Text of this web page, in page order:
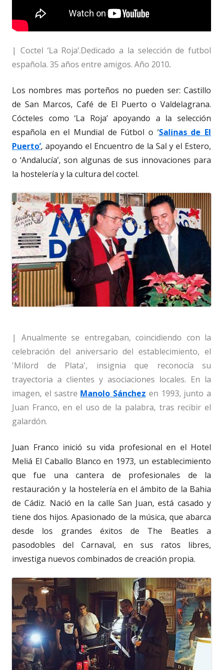
| Coctel ‘La Roja’.Dedicado a la selección de futbol
española. 35 años entre amigos. Año 2010.
Los nombres mas porteños no pueden ser: Castillo
de San Marcos, Café de El Puerto o Valdelagrana.
Cócteles como ‘La Roja’ apoyando a la selección
española en el Mundial de Fútbol o ‘Salinas de El
Puerto’, apoyando el Encuentro de la Sal y el Estero,
o ‘Andalucía’, son algunas de sus innovaciones para
la hostelería y la cultura del coctel.
| Anualmente se entregaban, coincidiendo con la
celebración del aniversario del establecimiento, el
'Milord de Plata', insignia que reconocía su
trayectoria a clientes y asociaciones locales. En la
imagen, el sastre Manolo Sánchez en 1993, junto a
Juan Franco, en el uso de la palabra, tras recibir el
galardón.
Juan Franco inició su vida profesional en el Hotel
Meliá El Caballo Blanco en 1973, un establecimiento
que fue una cantera de profesionales de la
restauración y la hostelería en el ámbito de la Bahia
de Cádiz. Nació en la calle San Juan, está casado y
tiene dos hijos. Apasionado de la música, que abarca
desde los grandes éxitos de The Beatles a
pasodobles del Carnaval, en sus ratos libres,
investiga nuevos combinados de creación propia.